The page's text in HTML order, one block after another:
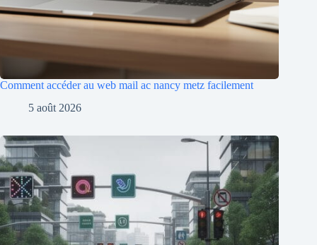
Comment accéder au web mail ac nancy metz facilement
5 août 2026